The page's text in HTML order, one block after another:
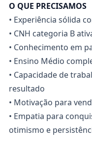
O QUE PRECISAMOS
• Experiência sólida
• CNH categoria B
• Conhecimento em
• Ensino Médio
• Capacidade de
resultado
• Motivação para
• Empatia para
otimismo e